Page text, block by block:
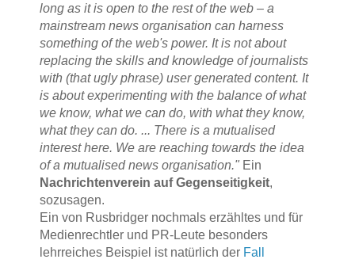
long as it is open to the rest of the web – a
mainstream news organisation can harness
something of the web's power. It is not about
replacing the skills and knowledge of journalists
with (that ugly phrase) user generated content. It
is about experimenting with the balance of what
we know, what we can do, with what they know,
what they can do. ... There is a mutualised
interest here. We are reaching towards the idea
of a mutualised news organisation."Ein
Nachrichtenverein auf Gegenseitigkeit,
sozusagen.
Ein von Rusbridger nochmals erzähltes und für
Medienrechtler und PR-Leute besonders
lehrreiches Beispiel ist natürlich der Fall